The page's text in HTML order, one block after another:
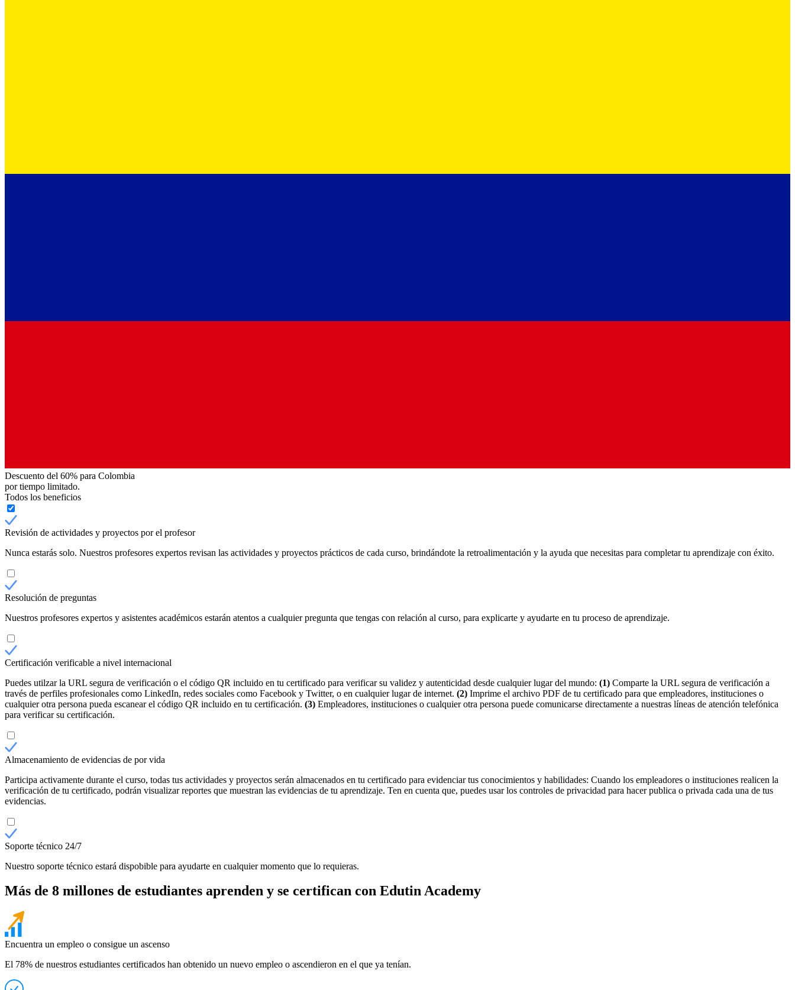
Descuento del 60% para Colombia
por tiempo limitado.
Todos los beneficios
Revisión de actividades y proyectos por el profesor
Nunca estarás solo. Nuestros profesores expertos revisan las actividades y proyectos prácticos de cada curso, brindándote la retroalimentación y la ayuda que necesitas para completar tu aprendizaje con éxito.
Resolución de preguntas
Nuestros profesores expertos y asistentes académicos estarán atentos a cualquier pregunta que tengas con relación al curso, para explicarte y ayudarte en tu proceso de aprendizaje.
Certificación verificable a nivel internacional
Puedes utilzar la URL segura de verificación o el código QR incluido en tu certificado para verificar su validez y autenticidad desde cualquier lugar del mundo: (1) Comparte la URL segura de verificación a
través de perfiles profesionales como LinkedIn, redes sociales como Facebook y Twitter, o en cualquier lugar de internet. (2) Imprime el archivo PDF de tu certificado para que empleadores, instituciones o
cualquier otra persona pueda escanear el código QR incluido en tu certificación. (3) Empleadores, instituciones o cualquier otra persona puede comunicarse directamente a nuestras líneas de atención telefónica
para verificar su certificación.
Almacenamiento de evidencias de por vida
Participa activamente durante el curso, todas tus actividades y proyectos serán almacenados en tu certificado para evidenciar tus conocimientos y habilidades: Cuando los empleadores o instituciones realicen la
verificación de tu certificado, podrán visualizar reportes que muestran las evidencias de tu aprendizaje. Ten en cuenta que, puedes usar los controles de privacidad para hacer publica o privada cada una de tus
evidencias.
Soporte técnico 24/7
Nuestro soporte técnico estará dispobible para ayudarte en cualquier momento que lo requieras.
Más de 8 millones de estudiantes aprenden y se certifican con Edutin Academy
Encuentra un empleo o consigue un ascenso
El 78% de nuestros estudiantes certificados han obtenido un nuevo empleo o ascendieron en el que ya tenían.